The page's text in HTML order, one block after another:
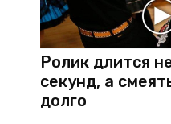
Ролик длится
секунд, а
долго